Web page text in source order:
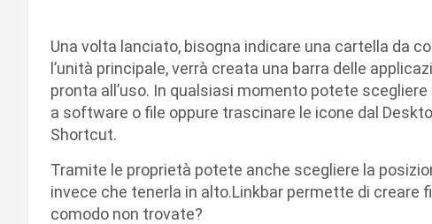
Una volta lanciato, bisogna indicare una cartella da
l’unità principale, verrà creata una barra delle
pronta all’uso. In qualsiasi momento potete
a software o file oppure trascinare le icone dal
Shortcut.
Tramite le proprietà potete anche scegliere la
invece che tenerla in alto.Linkbar permette di creare
comodo non trovate?